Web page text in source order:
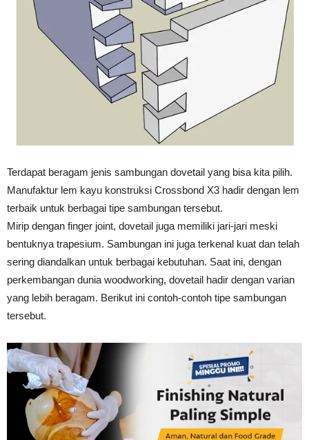
Terdapat beragam jenis sambungan dovetail yang bisa kita pilih.
Manufaktur lem kayu konstruksi Crossbond X3 hadir dengan lem
terbaik untuk berbagai tipe sambungan tersebut.
Mirip dengan finger joint, dovetail juga memiliki jari-jari meski
bentuknya trapesium. Sambungan ini juga terkenal kuat dan telah
sering diandalkan untuk berbagai kebutuhan. Saat ini, dengan
perkembangan dunia woodworking, dovetail hadir dengan varian
yang lebih beragam. Berikut ini contoh-contoh tipe sambungan
tersebut.